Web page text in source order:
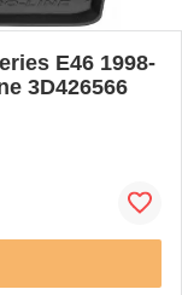
E46 1998-
3D426566